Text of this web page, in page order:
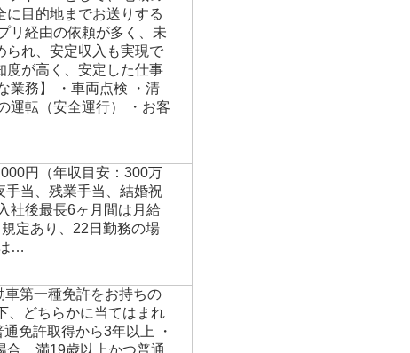
めなし 具体的な仕事内容
シー会社、日の丸自動車
イバーとして、地域の
に目的地までお送りする
リ経由の依頼が多く、未
られ、安定収入も実現で
が高く、安定した仕事
業務】 ・車両点検 ・清
転（安全運行） ・お客
円（年収目安：300万
当、残業手当、結婚祝
社後最長6ヶ月間は月給
定あり、22日勤務の場
…